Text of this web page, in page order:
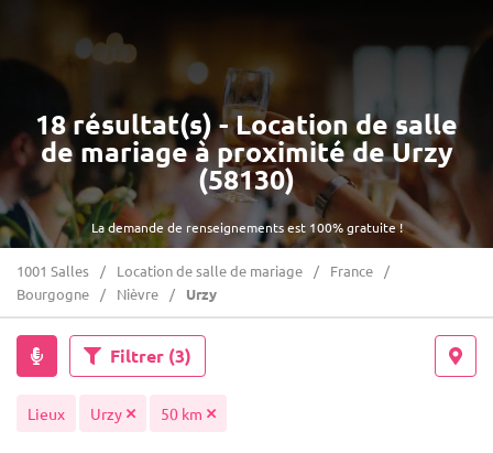
La demande de renseignements est 100% gratuite !
18 résultat(s) - Location de salle
de mariage à proximité de Urzy
(58130)
1001 Salles Location de salle de mariage
France
Bourgogne
Nièvre Urzy
Filtrer (3)
Lieux Urzy 50 km